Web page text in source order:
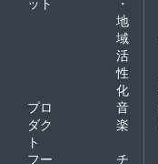
地
域
活
性
化
プロ
ダク
ト
音
楽
フー
チ